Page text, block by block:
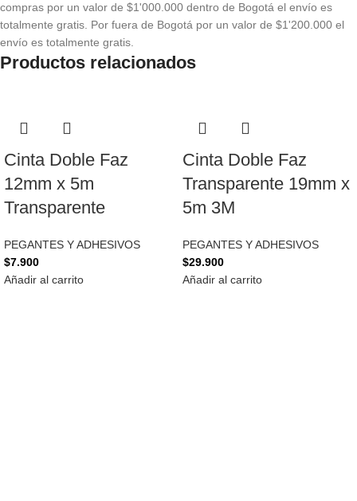
compras por un valor de $1'000.000 dentro de Bogotá el envío es
totalmente gratis. Por fuera de Bogotá por un valor de $1'200.000 el
envío es totalmente gratis.
Productos relacionados
Cinta Doble Faz
12mm x 5m
Transparente
PEGANTES Y ADHESIVOS
$7.900
Añadir al carrito
Cinta Doble Faz
Transparente 19mm x
5m 3M
PEGANTES Y ADHESIVOS
$29.900
Añadir al carrito